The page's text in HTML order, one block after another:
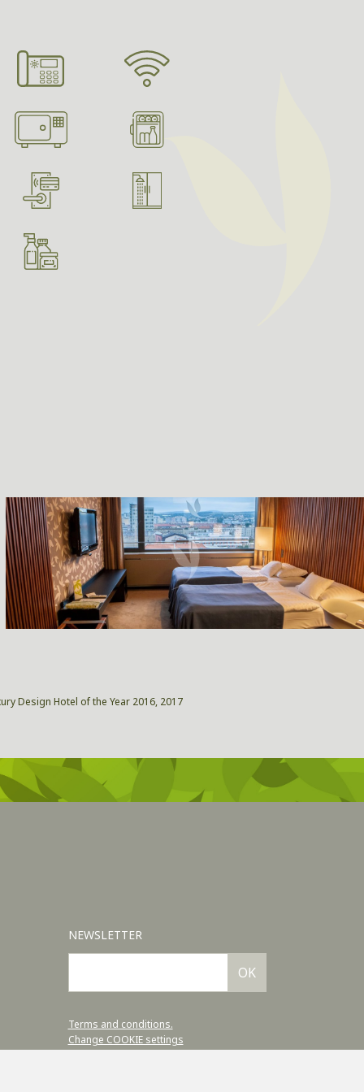
Design Hotel of the Year 2016, 2017
NEWSLETTER
OK
Terms and conditions.
Change COOKIE settings